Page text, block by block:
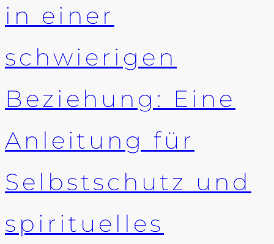
in einer
schwierigen
Beziehung: Eine
Anleitung für
Selbstschutz und
spirituelles